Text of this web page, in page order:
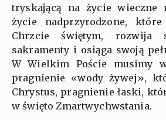
tryskającą na życie wieczne
życie nadprzyrodzone,
Chrzcie świętym,
sakramenty i osiąga swoją
W Wielkim Poście musimy
pragnienie «wody żywej»,
Chrystus, pragnienie łaski,
w święto Zmartwychwstania.